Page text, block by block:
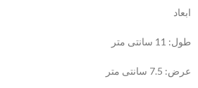
ابعاد
طول: 11 سانتی متر
عرض: 7.5 سانتی متر